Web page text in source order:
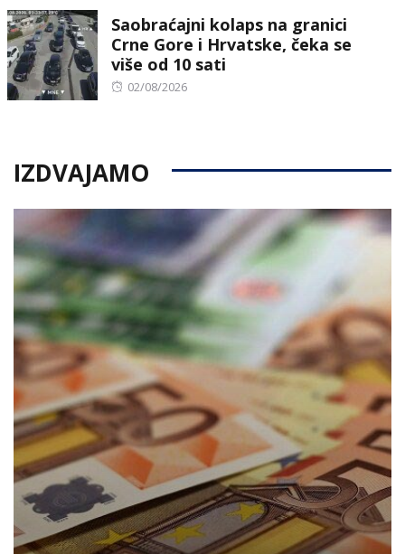
Saobraćajni kolaps na granici
Crne Gore i Hrvatske, čeka se
više od 10 sati
Posted
02/08/2026
IZDVAJAMO